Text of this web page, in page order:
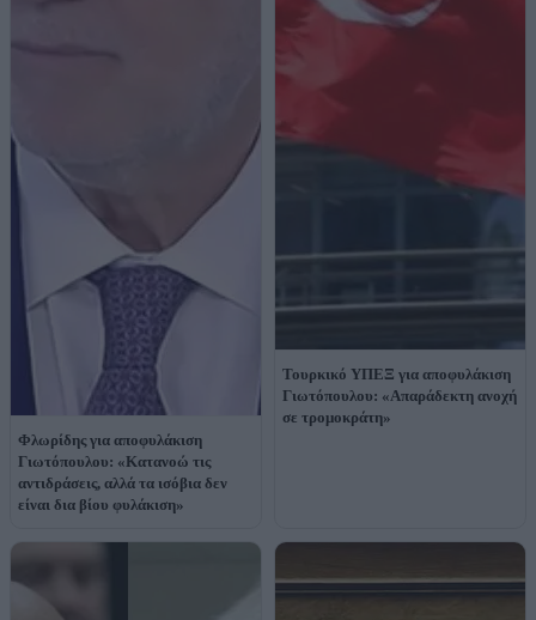
Φλωρίδης για αποφυλάκιση
Γιωτόπουλου: «Κατανοώ τις
αντιδράσεις, αλλά τα ισόβια δεν
είναι δια βίου φυλάκιση»
Τουρκικό ΥΠΕΞ για αποφυλάκιση
Γιωτόπουλου: «Απαράδεκτη ανοχή
σε τρομοκράτη»